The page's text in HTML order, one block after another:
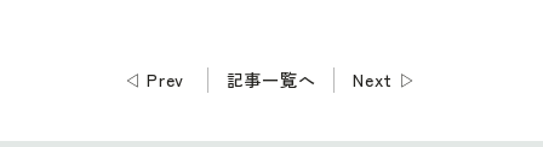
◁Prev 記事一覧へ Next ▷